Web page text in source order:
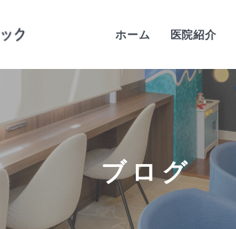
ホーム 医院紹介
当院の特徴
歯科医師紹介
当院の感染予防対策
院内紹介
設備紹介
ブログ